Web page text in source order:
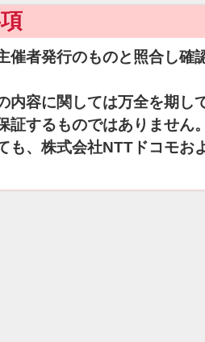
催者発行のものと照合し確
内容に関しては万全を期し
証するものではありません
も、株式会社NTTドコモお